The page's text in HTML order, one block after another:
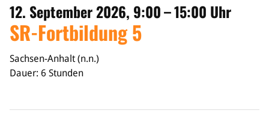
12. September 2026, 9:00 – 15:00 Uhr
SR-Fortbildung 5
Sachsen-Anhalt (n.n.)
Dauer: 6 Stunden